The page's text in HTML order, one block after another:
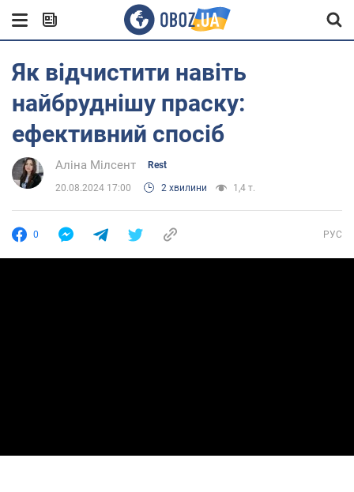
Як відчистити навіть
найбруднішу праску:
ефективний спосіб
Аліна Мілсент Rest
20.08.2024 17:00 2 хвилини 1,4 т.
0 РУС